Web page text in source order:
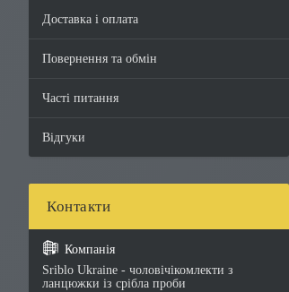
Доставка і оплата
Повернення та обмін
Часті питання
Відгуки
Sriblo Ukraine - чоловічікомлекти з
ланцюжки із срібла проби